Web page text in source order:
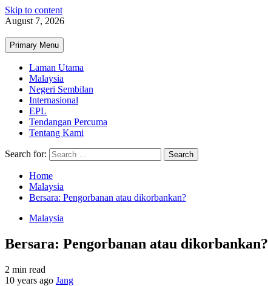
Skip to content
August 7, 2026
Primary Menu
Laman Utama
Malaysia
Negeri Sembilan
Internasional
EPL
Tendangan Percuma
Tentang Kami
Search for:
Home
Malaysia
Bersara: Pengorbanan atau dikorbankan?
Malaysia
Bersara: Pengorbanan atau dikorbankan?
2 min read
10 years ago Jang